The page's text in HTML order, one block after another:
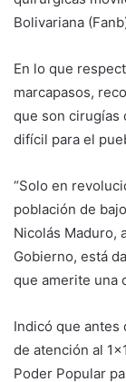
Bolivariana
En lo que
marcapasos,
que son cirugías
difícil para el
“Solo en
población de
Nicolás Maduro,
Gobierno, está
que amerite una
Indicó que antes
de atención al
Poder Popular